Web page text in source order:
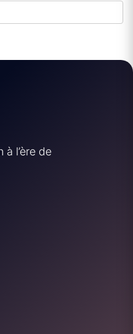
à l’ère de